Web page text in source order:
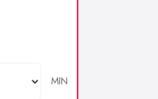
MIN